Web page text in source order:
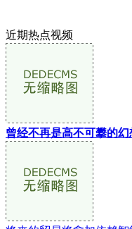
近期热点视频
曾经不再是高不可攀的幻